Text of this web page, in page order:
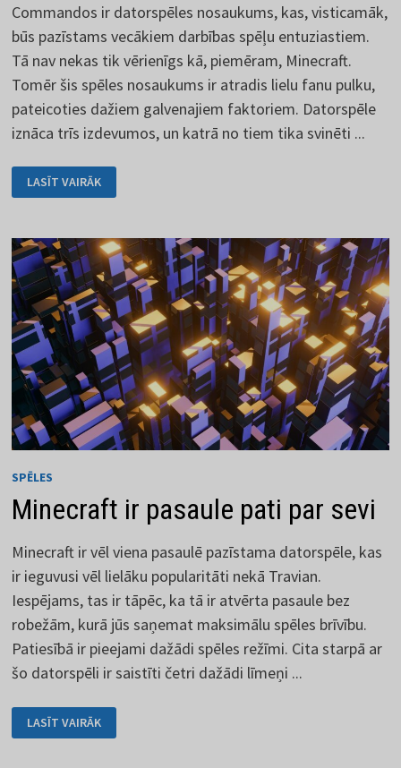
Commandos ir datorspēles nosaukums, kas, visticamāk,
būs pazīstams vecākiem darbības spēļu entuziastiem.
Tā nav nekas tik vērienīgs kā, piemēram, Minecraft.
Tomēr šis spēles nosaukums ir atradis lielu fanu pulku,
pateicoties dažiem galvenajiem faktoriem. Datorspēle
iznāca trīs izdevumos, un katrā no tiem tika svinēti ...
COMMANDOS
-
AIZGĀJUŠĀ
SĒRIJA
LASĪT VAIRĀK
SPĒLES
Minecraft ir pasaule pati par sevi
Minecraft ir vēl viena pasaulē pazīstama datorspēle, kas
ir ieguvusi vēl lielāku popularitāti nekā Travian.
Iespējams, tas ir tāpēc, ka tā ir atvērta pasaule bez
robežām, kurā jūs saņemat maksimālu spēles brīvību.
Patiesībā ir pieejami dažādi spēles režīmi. Cita starpā ar
šo datorspēli ir saistīti četri dažādi līmeņi ...
MINECRAFT
IR
PASAULE
LASĪT VAIRĀK